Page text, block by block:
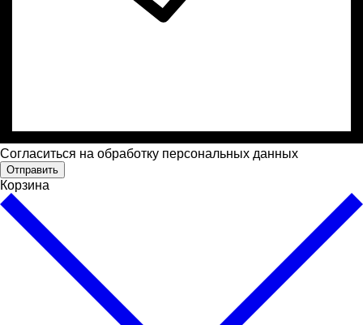
Cогласиться на обработку персональных данных
Отправить
Корзина